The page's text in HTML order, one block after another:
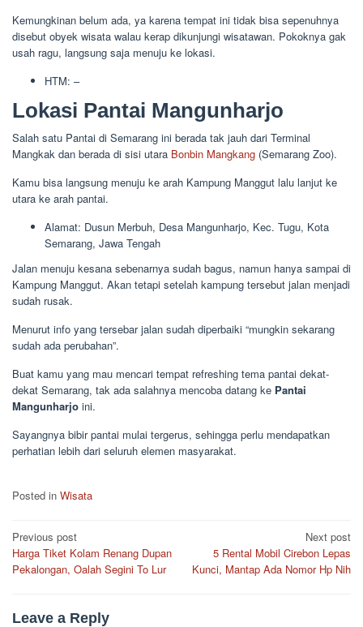
Kemungkinan belum ada, ya karena tempat ini tidak bisa sepenuhnya
disebut obyek wisata walau kerap dikunjungi wisatawan. Pokoknya gak
usah ragu, langsung saja menuju ke lokasi.
HTM: –
Lokasi Pantai Mangunharjo
Salah satu Pantai di Semarang ini berada tak jauh dari Terminal
Mangkak dan berada di sisi utara Bonbin Mangkang (Semarang Zoo).
Kamu bisa langsung menuju ke arah Kampung Manggut lalu lanjut ke
utara ke arah pantai.
Alamat: Dusun Merbuh, Desa Mangunharjo, Kec. Tugu, Kota
Semarang, Jawa Tengah
Jalan menuju kesana sebenarnya sudah bagus, namun hanya sampai di
Kampung Manggut. Akan tetapi setelah kampung tersebut jalan menjadi
sudah rusak.
Menurut info yang tersebar jalan sudah diperbaiki “mungkin sekarang
sudah ada perubahan”.
Buat kamu yang mau mencari tempat refreshing tema pantai dekat-
dekat Semarang, tak ada salahnya mencoba datang ke Pantai
Mangunharjo ini.
Sayangnya bibir pantai mulai tergerus, sehingga perlu mendapatkan
perhatian lebih dari seluruh elemen masyarakat.
Posted in Wisata
Post
navigation
Previous post
Harga Tiket Kolam Renang Dupan
Pekalongan, Oalah Segini To Lur
Next post
5 Rental Mobil Cirebon Lepas
Kunci, Mantap Ada Nomor Hp Nih
Leave a Reply